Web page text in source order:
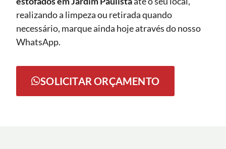
realizando a limpeza ou retirada quando
necessário, marque ainda hoje através do nosso
WhatsApp.
SOLICITAR ORÇAMENTO